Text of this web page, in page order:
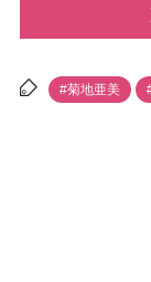
#菊地亜美